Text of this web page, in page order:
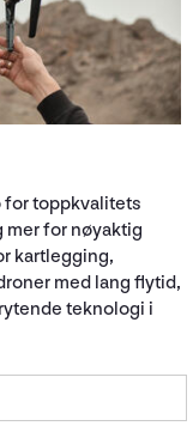
for toppkvalitets
mer for nøyaktig
kartlegging,
med lang flytid,
teknologi i